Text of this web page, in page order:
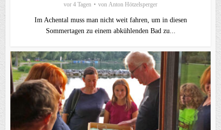
vor 4 Tagen von Anton Hötzelsperger
Im Achental muss man nicht weit fahren, um in diesen
Sommertagen zu einem abkühlenden Bad zu...